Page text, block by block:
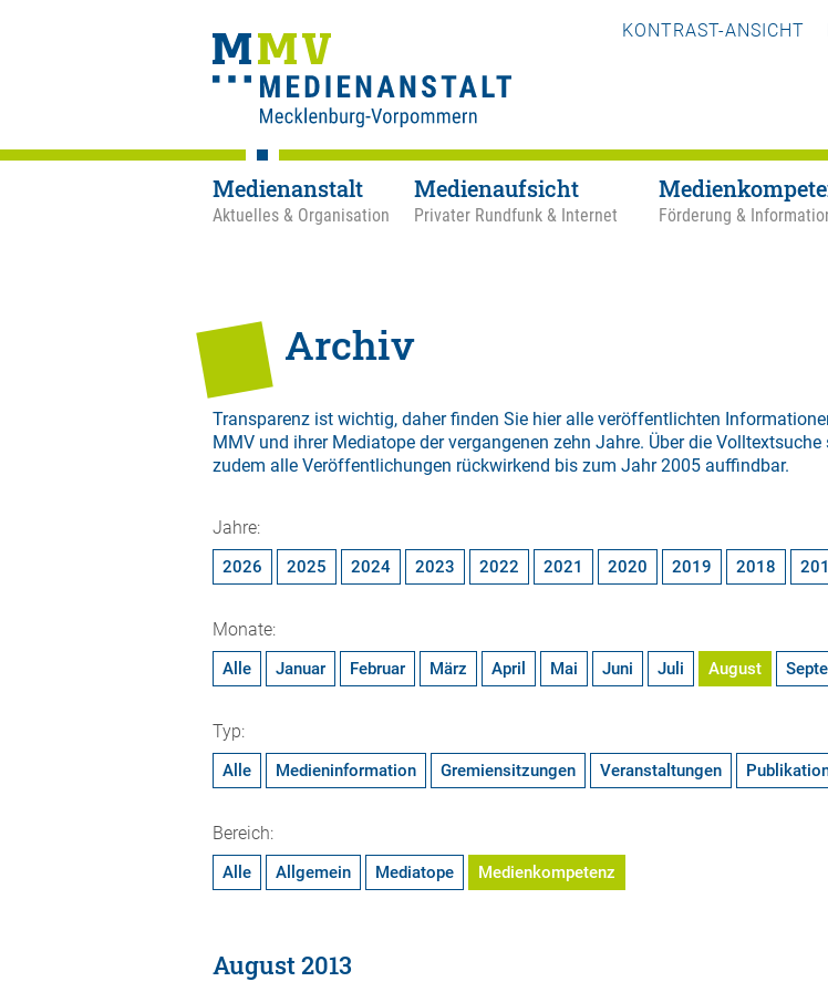
KONTRAST-ANSICHT
Medienanstalt
Aktuelles & Organisation
Medienaufsicht
Privater Rundfunk & Internet Förderung &
Archiv
Transparenz ist wichtig, daher finden Sie hier alle veröffentlichten
MMV und ihrer Mediatope der vergangenen zehn Jahre. Über die Volltextsuche
zudem alle Veröffentlichungen rückwirkend bis zum Jahr 2005 auffindbar.
Jahre:
2026 2025 2024 2023 2022 2021 2020 2019 2018
Monate:
Alle Januar Februar März April Mai Juni Juli August
Typ:
Alle Medieninformation Gremiensitzungen Veranstaltungen
Bereich:
Alle Allgemein Mediatope Medienkompetenz
August 2013